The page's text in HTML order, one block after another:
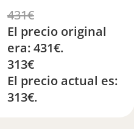
431€
El precio original
era: 431€.
313€
El precio actual es:
313€.